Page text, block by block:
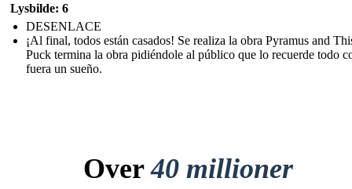
Lysbilde: 6
DESENLACE
¡Al final, todos están casados! Se realiza la obra Pyramus and
Puck termina la obra pidiéndole al público que lo recuerde todo
fuera un sueño.
Over40 millioner